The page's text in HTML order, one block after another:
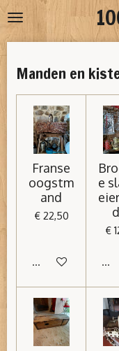
Ga
direct
Manden en
Franse
oogstm
and
€ 22,50
In winkelwagen
e
€
In